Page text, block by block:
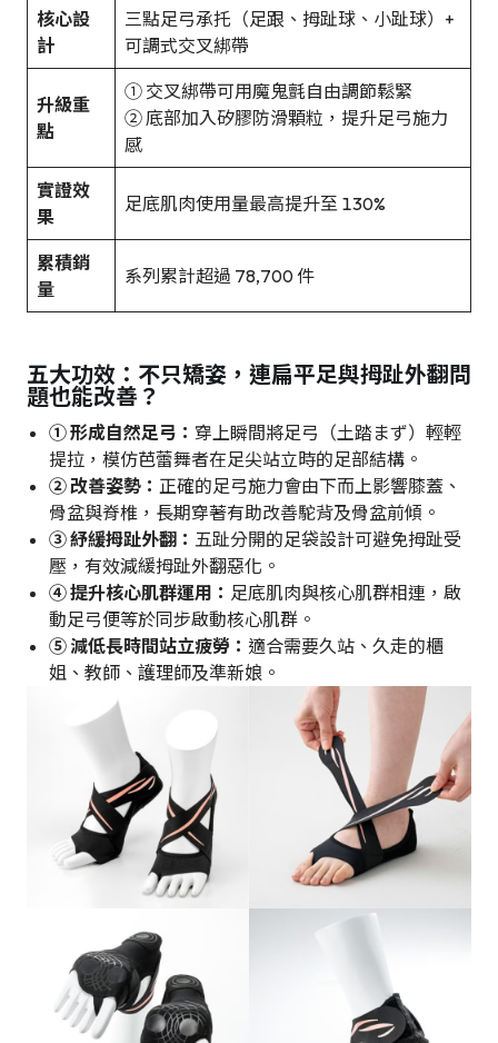
核心設
計
三點足弓承托（足跟、拇趾球、小趾球）+
可調式交叉綁帶
升級重
點
① 交叉綁帶可用魔鬼氈自由調節鬆緊
② 底部加入矽膠防滑顆粒，提升足弓施力
感
實證效
果
足底肌肉使用量最高提升至 130%
累積銷
量
系列累計超過 78,700 件
五大功效：不只矯姿，連扁平足與拇趾外翻問
題也能改善？
① 形成自然足弓： 穿上瞬間將足弓（土踏まず）輕輕
提拉，模仿芭蕾舞者在足尖站立時的足部結構。
② 改善姿勢： 正確的足弓施力會由下而上影響膝蓋、
骨盆與脊椎，長期穿著有助改善駝背及骨盆前傾。
③ 紓緩拇趾外翻： 五趾分開的足袋設計可避免拇趾受
壓，有效減緩拇趾外翻惡化。
④ 提升核心肌群運用： 足底肌肉與核心肌群相連，啟
動足弓便等於同步啟動核心肌群。
⑤ 減低長時間站立疲勞： 適合需要久站、久走的櫃
姐、教師、護理師及準新娘。